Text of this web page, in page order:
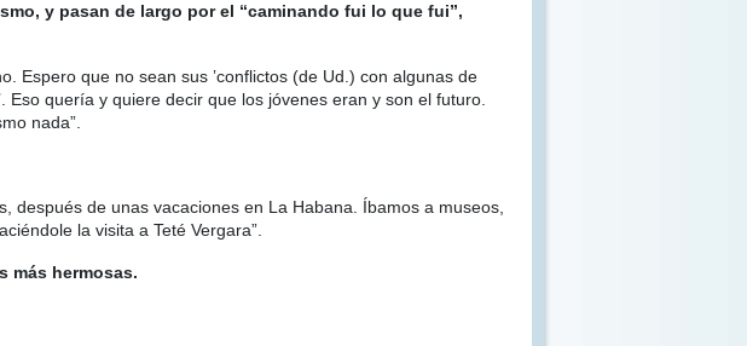
y pasan de largo por el “caminando fui lo que fui”,
Espero que no sean sus ʽconflictos (de Ud.) con algunas de
Eso quería y quiere decir que los jóvenes eran y son el futuro.
nada”.
después de unas vacaciones en La Habana. Íbamos a museos,
la visita a Teté Vergara”.
más hermosas.